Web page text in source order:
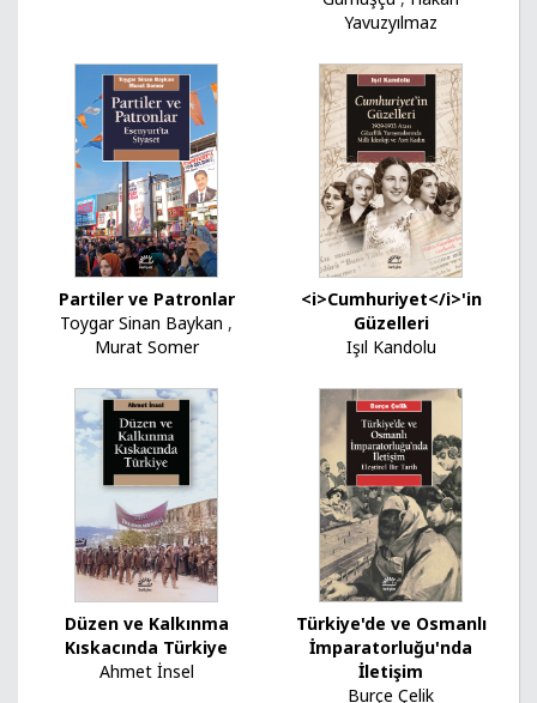
Yavuzyılmaz
Partiler ve Patronlar
Toygar Sinan Baykan ,
Murat Somer
<i>Cumhuriyet</i>'in
Güzelleri
Işıl Kandolu
Düzen ve Kalkınma
Kıskacında Türkiye
Ahmet İnsel
Türkiye'de ve Osmanlı
İmparatorluğu'nda
İletişim
Burçe Çelik